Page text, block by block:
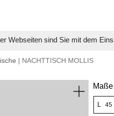
Webseiten sind Sie mit dem
| NACHTTISCH MOLLIS
Maße
L